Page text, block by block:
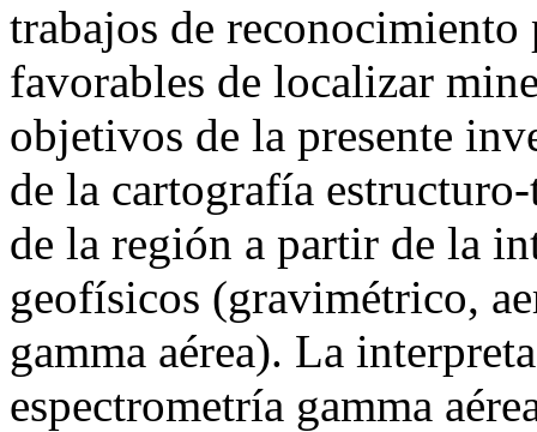
trabajos de reconocimiento
favorables de localizar
objetivos de la presente
de la cartografía
de la región a partir de la
geofísicos (gravimétrico,
gamma aérea). La
espectrometría gamma